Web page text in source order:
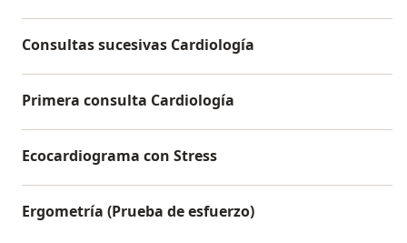
Consultas sucesivas Cardiología
Primera consulta Cardiología
Ecocardiograma con Stress
Ergometría (Prueba de esfuerzo)